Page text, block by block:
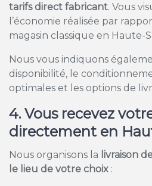
tarifs direct fabricant. Vous
l’économie réalisée par
magasin classique en Haute-
Nous vous indiquons
disponibilité, le
optimales et les options de
4. Vous recevez
directement en
Nous organisons la livraison
le lieu de votre choix :